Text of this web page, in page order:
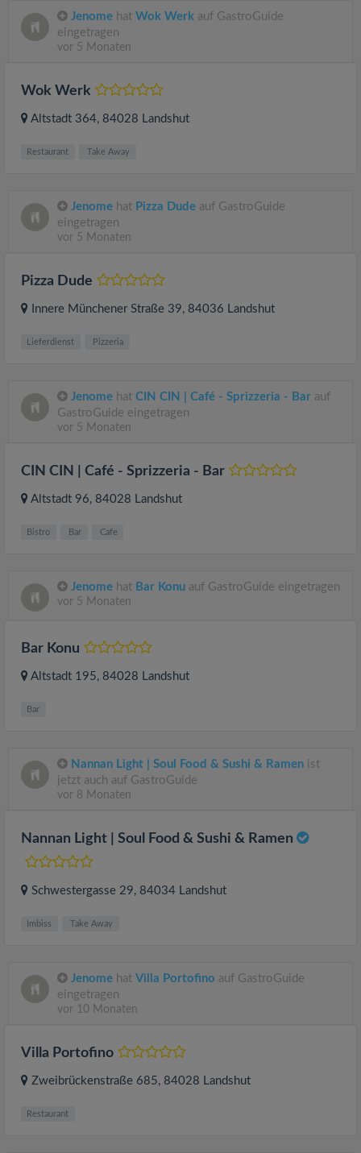
Jenome hat Wok Werk auf GastroGuide
eingetragen
vor 5 Monaten
Wok Werk
Altstadt 364, 84028 Landshut
Restaurant Take Away
Jenome hat Pizza Dude auf GastroGuide
eingetragen
vor 5 Monaten
Pizza Dude
Innere Münchener Straße 39, 84036 Landshut
Lieferdienst Pizzeria
Jenome hat CIN CIN | Café - Sprizzeria - Bar auf
GastroGuide eingetragen
vor 5 Monaten
CIN CIN | Café - Sprizzeria - Bar
Altstadt 96, 84028 Landshut
Bistro Bar Cafe
Jenome hat Bar Konu auf GastroGuide eingetragen
vor 5 Monaten
Bar Konu
Altstadt 195, 84028 Landshut
Bar
Nannan Light | Soul Food & Sushi & Ramen ist
jetzt auch auf GastroGuide
vor 8 Monaten
Nannan Light | Soul Food & Sushi & Ramen
Schwestergasse 29, 84034 Landshut
Imbiss Take Away
Jenome hat Villa Portofino auf GastroGuide
eingetragen
vor 10 Monaten
Villa Portofino
Zweibrückenstraße 685, 84028 Landshut
Restaurant